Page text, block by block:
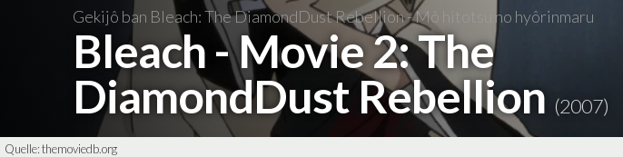
Gekijô ban Bleach: The DiamondDust Rebellion - Mô hitotsu no hyôrinmaru
Bleach - Movie 2: The
DiamondDust Rebellion (2007)
Quelle:themoviedb.org